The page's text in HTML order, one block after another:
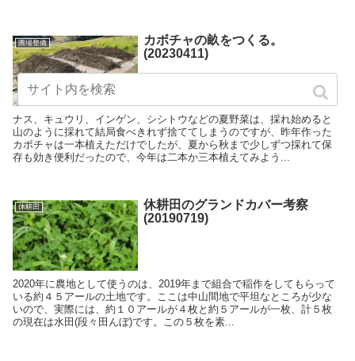
圃場整備
カボチャの畝をつくる。
(20230411)
ナス、キュウリ、インゲン、シシトウなどの夏野菜は、採れ始めると
山のように採れて結局食べきれず捨ててしまうのですが、昨年作った
カボチャは一本植えただけでしたが、夏から秋まで少しずつ採れて保
存も効き便利だったので、今年は二本か三本植えてみよう...
休耕田
休耕田のグランドカバー考察
(20190719)
2020年に農地として使うのは、2019年まで組合で稲作をしてもらって
いる約４５アールの土地です。ここは中山間地で平坦なところが少な
いので、実際には、約１０アールが４枚と約５アールが一枚、計５枚
の現在は水田(段々田んぼ)です。この５枚を素...